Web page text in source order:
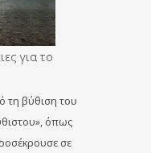
για το
τη βύθιση του
όπως
σε